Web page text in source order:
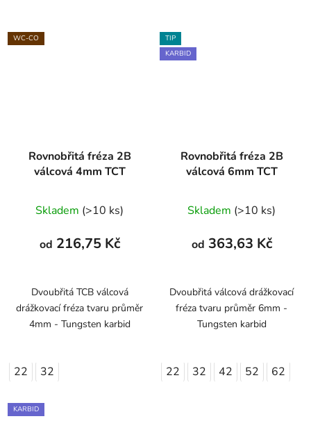
WC-CO
Rovnobřitá fréza 2B
válcová 4mm TCT
Skladem (>10 ks)
od 216,75 Kč
Dvoubřitá TCB válcová
drážkovací fréza tvaru průměr
4mm - Tungsten karbid
22 32
TIP
KARBID
Rovnobřitá fréza 2B
válcová 6mm TCT
Skladem (>10 ks)
od 363,63 Kč
Dvoubřitá válcová drážkovací
fréza tvaru průměr 6mm -
Tungsten karbid
22 32 42 52 62
KARBID